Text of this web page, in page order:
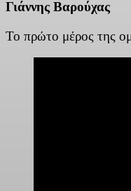
Γιάννης Βαρούχας
Το πρώτο μέρος της